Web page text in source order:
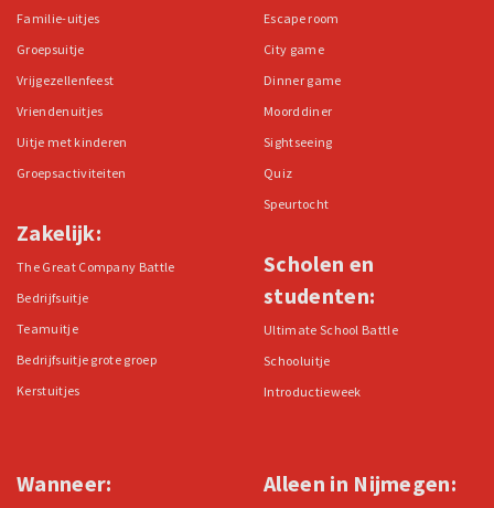
Familie-uitjes
Groepsuitje
Vrijgezellenfeest
Vriendenuitjes
Uitje met kinderen
Groepsactiviteiten
Zakelijk:
The Great Company Battle
Bedrijfsuitje
Teamuitje
Bedrijfsuitje grote groep
Kerstuitjes
Escape room
City game
Dinner game
Moorddiner
Sightseeing
Quiz
Speurtocht
Scholen en
studenten:
Ultimate School Battle
Schooluitje
Introductieweek
Wanneer: Alleen in Nijmegen: